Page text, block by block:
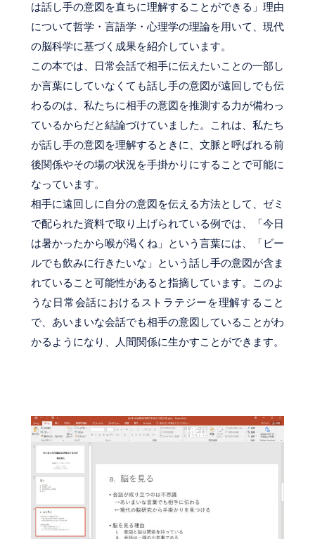
は話し手の意図を直ちに理解することができる」理由
について哲学・言語学・心理学の理論を用いて、現代
の脳科学に基づく成果を紹介しています。
この本では、日常会話で相手に伝えたいことの一部し
か言葉にしていなくても話し手の意図が遠回しでも伝
わるのは、私たちに相手の意図を推測する力が備わっ
ているからだと結論づけていました。これは、私たち
が話し手の意図を理解するときに、文脈と呼ばれる前
後関係やその場の状況を手掛かりにすることで可能に
なっています。
相手に遠回しに自分の意図を伝える方法として、ゼミ
で配られた資料で取り上げられている例では、「今日
は暑かったから喉が渇くね」という言葉には、「ビー
ルでも飲みに行きたいな」という話し手の意図が含ま
れていること可能性があると指摘しています。このよ
うな日常会話におけるストラテジーを理解すること
で、あいまいな会話でも相手の意図していることがわ
かるようになり、人間関係に生かすことができます。